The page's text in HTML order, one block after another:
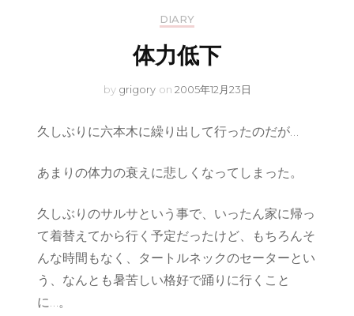
DIARY
体力低下
by grigory on 2005年12月23日
久しぶりに六本木に繰り出して行ったのだが…
あまりの体力の衰えに悲しくなってしまった。
久しぶりのサルサという事で、いったん家に帰っ
て着替えてから行く予定だったけど、もちろんそ
んな時間もなく、タートルネックのセーターとい
う、なんとも暑苦しい格好で踊りに行くこと
に…。